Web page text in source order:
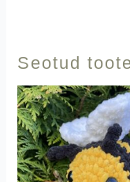
Seotud